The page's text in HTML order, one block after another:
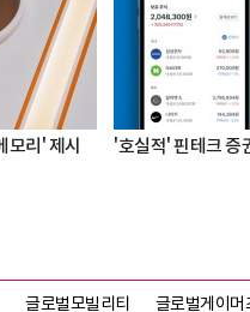
모리' 제시 '호실적' 핀테크 증
글로벌모빌리티 글로벌게이머